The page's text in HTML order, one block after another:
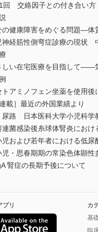
回 交絡因子との付き合い
の健康障害をめぐる問題―
神経筋性側弯症診療の現状
しい在宅医療を目指して――
トアミノフェン坐薬を使用
載］最近の外国業績より
尿路 日本医科大学小児科学
菌感染後糸球体腎炎におけ
および若年者における低尿
・思春期期の常染色体顕性
腎症の長期予後について
プリ
カ
基